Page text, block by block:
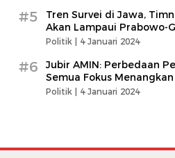
#5
Tren Survei di Jawa,
Akan Lampaui Prabowo-
Politik | 4 Januari 2024
#6
Jubir AMIN: Perbedaan
Semua Fokus
Politik | 4 Januari 2024